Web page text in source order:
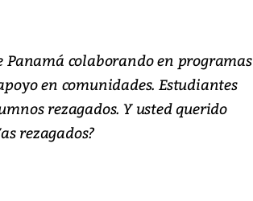
colaborando en programas
en comunidades. Estudiantes
rezagados. Y usted querido
rezagados?